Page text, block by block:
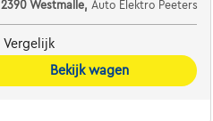
2390 Westmalle, Auto Elektro Peeters
Vergelijk
Bekijk wagen